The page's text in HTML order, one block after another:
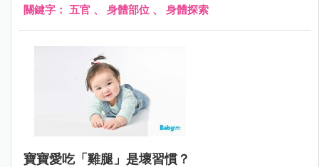
仿大人做出一些簡單的動作，寶寶逐漸可以配合大人的指令
通，如用手指著想要的物品、揮揮手表示不要等。 3. 吃點心
時，寶寶可以配合大人「嘴巴打開！」等指令將嘴巴打開。
關鍵字： 五官 、 身體部位 、 身體探索
寶寶愛吃「雞腿」是壞習慣？